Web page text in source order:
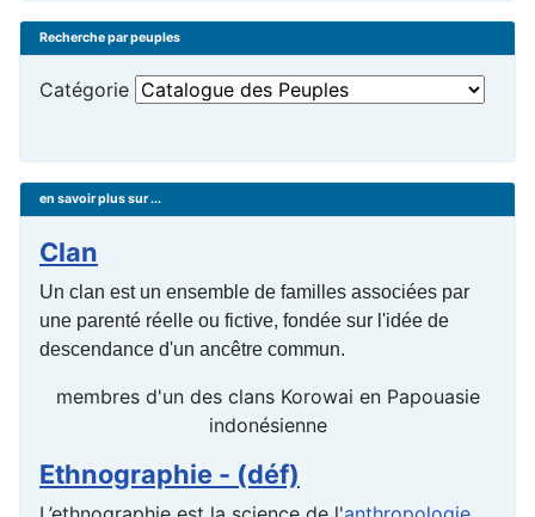
Recherche par peuples
Catégorie
en savoir plus sur ...
Clan
Un clan est un ensemble de familles associées par
une parenté réelle ou fictive, fondée sur l'idée de
descendance d'un ancêtre commun.
membres d'un des clans Korowai en Papouasie
indonésienne
Ethnographie - (déf)